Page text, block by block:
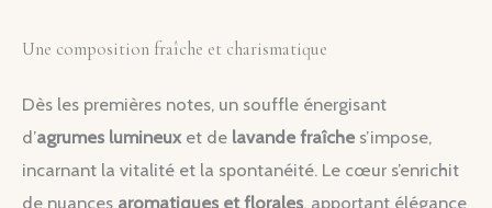
Une composition fraîche et charismatique
Dès les premières notes, un souffle énergisant
d’agrumes lumineux et de lavande fraîche s’impose,
incarnant la vitalité et la spontanéité. Le cœur s’enrichit
de nuances aromatiques et florales, apportant élégance